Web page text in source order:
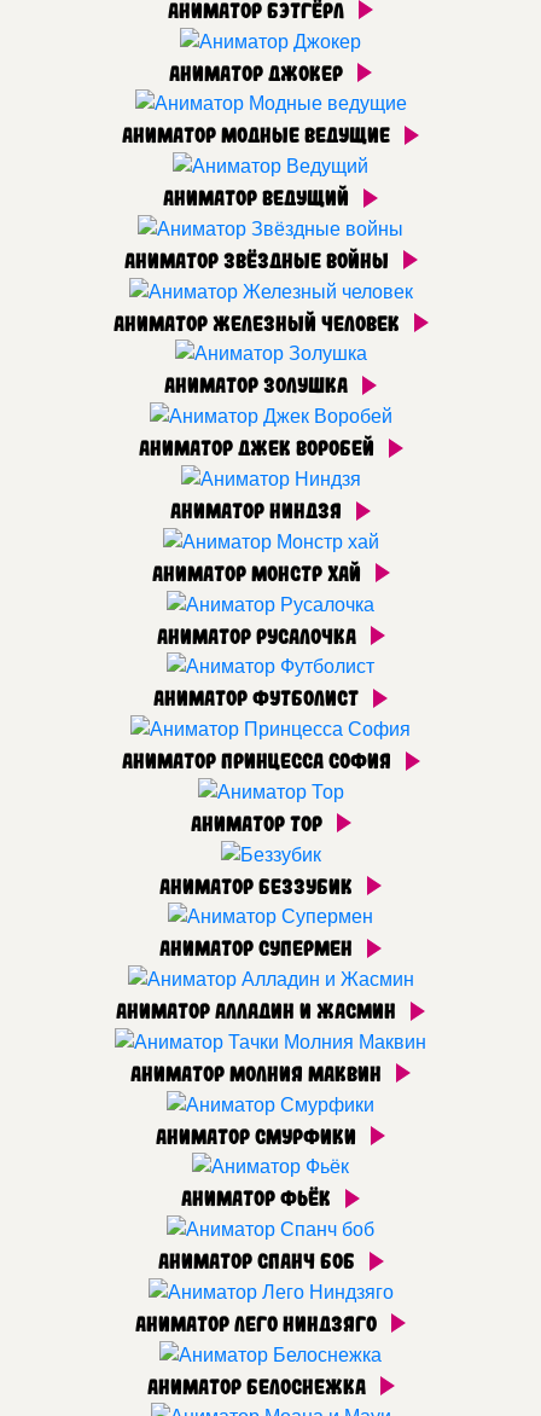
Аниматор Бэтгёрл
Аниматор Джокер
Аниматор Модные ведущие
Аниматор Ведущий
Аниматор Звёздные войны
Аниматор Железный человек
Аниматор Золушка
Аниматор Джек Воробей
Аниматор Ниндзя
Аниматор Монстр хай
Аниматор Русалочка
Аниматор Футболист
Аниматор Принцесса София
Аниматор Тор
Аниматор Беззубик
Аниматор Супермен
Аниматор Алладин и Жасмин
Аниматор Молния Маквин
Аниматор Смурфики
Аниматор Фьёк
Аниматор Спанч боб
Аниматор Лего Ниндзяго
Аниматор Белоснежка